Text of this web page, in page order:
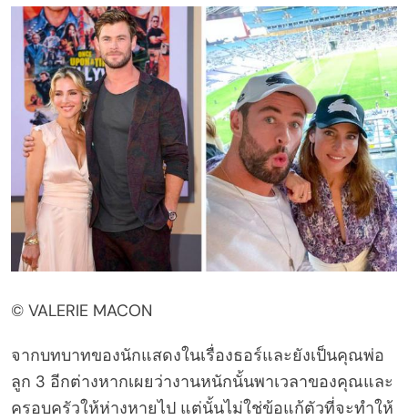
© VALERIE MACON
จากบทบาทของนักแสดงในเรื่องธอร์และยังเป็นคุณพ่อ
ลูก 3 อีกต่างหากเผยว่างานหนักนั้นพาเวลาของคุณและ
ครอบครัวให้ห่างหายไป แต่นั้นไม่ใช่ข้อแก้ตัวที่จะทำให้